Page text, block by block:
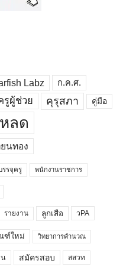
Labz ก.ค.ศ.
รูผู้ช่วย คุรุสภา คู่มือ
ลด
นทอง
รรจุครู พนักงานราชการ
รายงาน ลูกเสือ วPA
ฑ์ใหม่ วิทยาการคำนวณ
น สมัครสอบ สสวท